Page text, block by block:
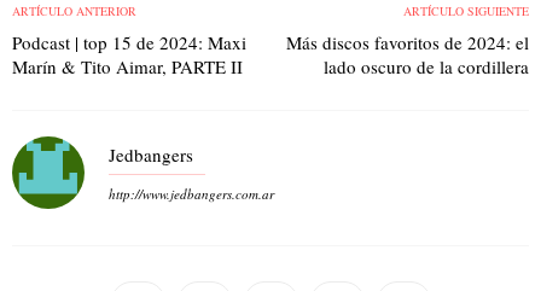
ARTÍCULO ANTERIOR
Podcast | top 15 de 2024: Maxi
Marín & Tito Aimar, PARTE II
ARTÍCULO SIGUIENTE
Más discos favoritos de 2024: el
lado oscuro de la cordillera
Jedbangers
http://www.jedbangers.com.ar